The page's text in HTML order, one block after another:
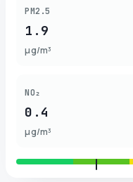
PM2.5
1.9
µg/m³
NO₂
0.4
µg/m³